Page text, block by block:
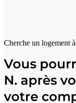
Cherche un logement à
Vous
N. après
votre